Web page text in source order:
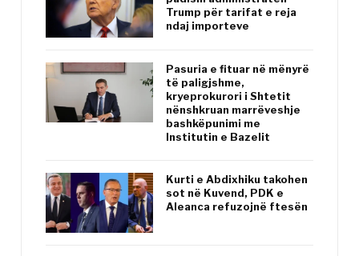
Trump për tarifat e reja
ndaj importeve
Pasuria e fituar në mënyrë
të paligjshme,
kryeprokurori i Shtetit
nënshkruan marrëveshje
bashkëpunimi me
Institutin e Bazelit
Kurti e Abdixhiku takohen
sot në Kuvend, PDK e
Aleanca refuzojnë ftesën